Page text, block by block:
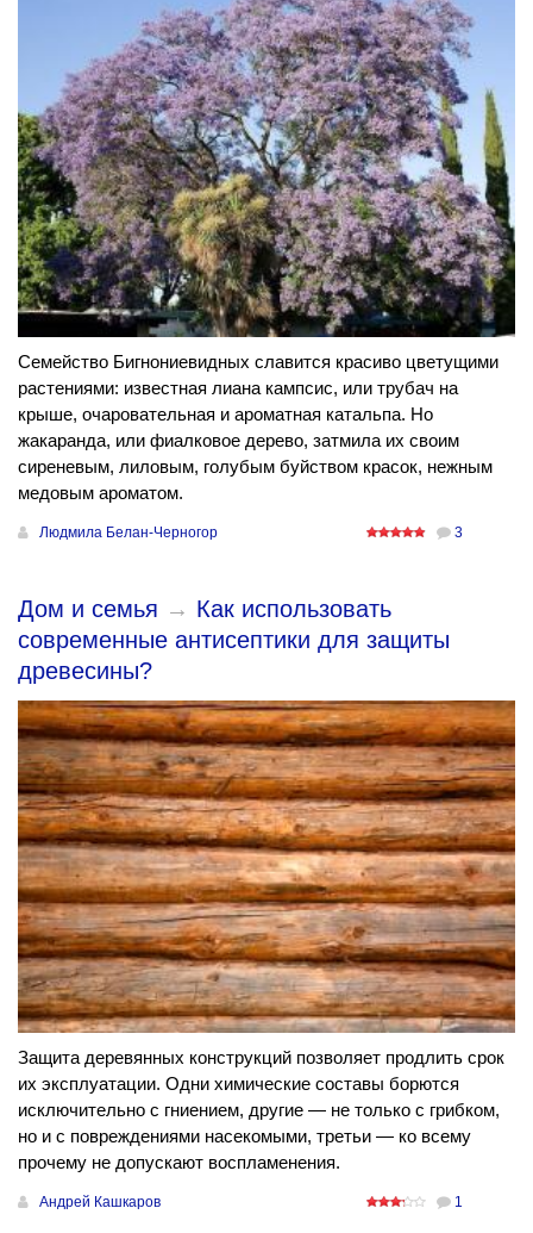
Семейство Бигнониевидных славится красиво цветущими
растениями: известная лиана кампсис, или трубач на
крыше, очаровательная и ароматная катальпа. Но
жакаранда, или фиалковое дерево, затмила их своим
сиреневым, лиловым, голубым буйством красок, нежным
медовым ароматом.
Людмила Белан-Черногор 3
Дом и семья → Как использовать
современные антисептики для защиты
древесины?
Защита деревянных конструкций позволяет продлить срок
их эксплуатации. Одни химические составы борются
исключительно с гниением, другие — не только с грибком,
но и с повреждениями насекомыми, третьи — ко всему
прочему не допускают воспламенения.
Андрей Кашкаров 1